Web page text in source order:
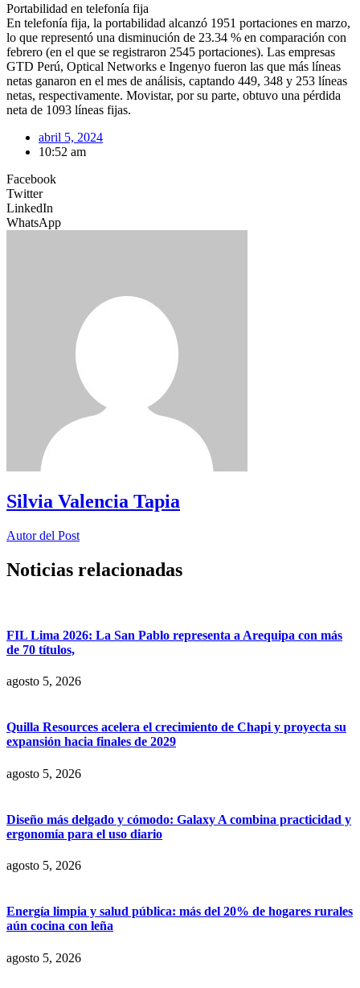
Portabilidad en telefonía fija
En telefonía fija, la portabilidad alcanzó 1951 portaciones en marzo,
lo que representó una disminución de 23.34 % en comparación con
febrero (en el que se registraron 2545 portaciones). Las empresas
GTD Perú, Optical Networks e Ingenyo fueron las que más líneas
netas ganaron en el mes de análisis, captando 449, 348 y 253 líneas
netas, respectivamente. Movistar, por su parte, obtuvo una pérdida
neta de 1093 líneas fijas.
abril 5, 2024
10:52 am
Facebook
Twitter
LinkedIn
WhatsApp
Silvia Valencia Tapia
Autor del Post
Noticias relacionadas
FIL Lima 2026: La San Pablo representa a Arequipa con más
de 70 títulos,
agosto 5, 2026
Quilla Resources acelera el crecimiento de Chapi y proyecta su
expansión hacia finales de 2029
agosto 5, 2026
Diseño más delgado y cómodo: Galaxy A combina practicidad y
ergonomía para el uso diario
agosto 5, 2026
Energía limpia y salud pública: más del 20% de hogares rurales
aún cocina con leña
agosto 5, 2026